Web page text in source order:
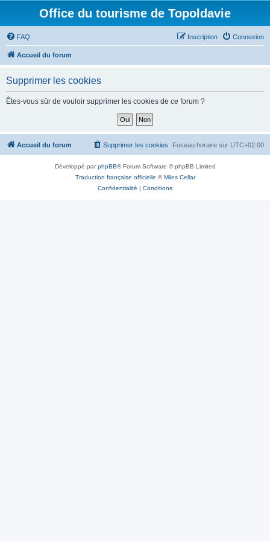
Office du tourisme de Topoldavie
FAQ Connexion
Inscription
Accueil du forum
Supprimer les cookies
Êtes-vous sûr de vouloir supprimer les cookies de ce forum ?
Accueil du forum Fuseau horaire sur UTC+02:00
Supprimer les cookies
Développé parphpBB® Forum Software © phpBB Limited
Traduction française officielle ©Miles Cellar
Confidentialité | Conditions